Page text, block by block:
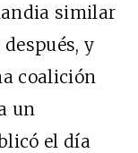
similar
y
coalición
un
el día